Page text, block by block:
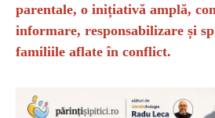
parentale, o inițiativă amplă,
informare, responsabilizare și
familiile aflate în conflict.